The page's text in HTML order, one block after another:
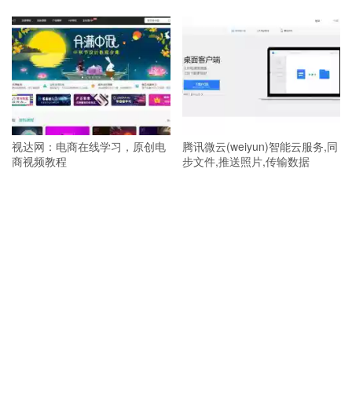
视达网：电商在线学习，原创电
商视频教程
腾讯微云(weiyun)智能云服务,同
步文件,推送照片,传输数据